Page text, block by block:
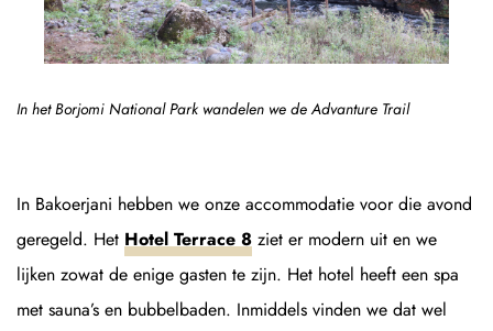
In het Borjomi National Park wandelen we de Advanture Trail
In Bakoerjani hebben we onze accommodatie voor die avond
geregeld. Het Hotel Terrace 8 ziet er modern uit en we
lijken zowat de enige gasten te zijn. Het hotel heeft een spa
met sauna’s en bubbelbaden. Inmiddels vinden we dat wel